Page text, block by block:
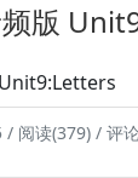
版
阅读(379) / 评